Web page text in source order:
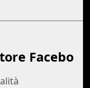
Facebo